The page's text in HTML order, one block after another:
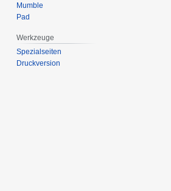
Mumble
Pad
Werkzeuge
Spezialseiten
Druckversion